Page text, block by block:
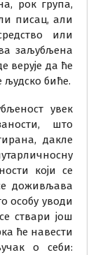
рок група,
писац, али
или
заљубљена
верује да ће
људско биће.
увек
што
дакле
који се
доживљава
особу уводи
ствари још
ће навести
о себи: